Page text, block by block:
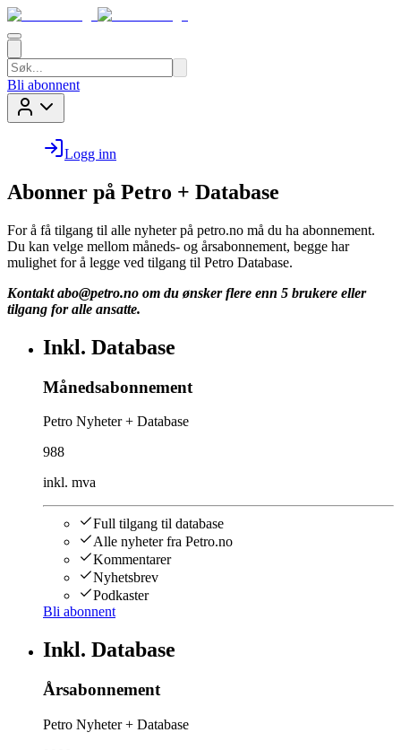
Bli abonnent
Logg inn
Abonner på Petro + Database
For å få tilgang til alle nyheter på petro.no må du ha abonnement.
Du kan velge mellom måneds- og årsabonnement, begge har
mulighet for å legge ved tilgang til Petro Database.
Kontakt abo@petro.no om du ønsker flere enn 5 brukere eller
tilgang for alle ansatte.
Inkl. Database
Månedsabonnement
Petro Nyheter + Database
988
inkl. mva
Full tilgang til database
Alle nyheter fra Petro.no
Kommentarer
Nyhetsbrev
Podkaster
Bli abonnent
Inkl. Database
Årsabonnement
Petro Nyheter + Database